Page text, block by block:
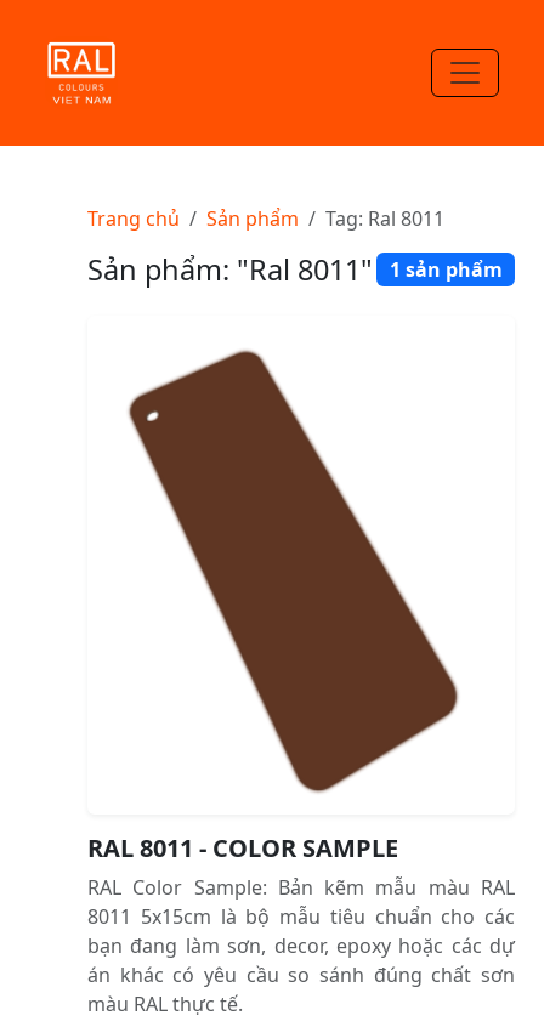
Trang chủ Sản phẩm Tag: Ral 8011
Sản phẩm: "Ral 8011" 1 sản phẩm
RAL 8011 - COLOR SAMPLE
RAL Color Sample: Bản kẽm mẫu màu RAL
8011 5x15cm là bộ mẫu tiêu chuẩn cho các
bạn đang làm sơn, decor, epoxy hoặc các dự
án khác có yêu cầu so sánh đúng chất sơn
màu RAL thực tế.